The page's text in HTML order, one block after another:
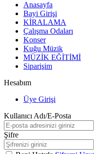
Anasayfa
Bayi Girişi
KİRALAMA
Çalışma Odaları
Konser
Kuğu Müzik
MÜZİK EĞİTİMİ
Siparişim
Hesabım
Üye Girişi
Kullanıcı Adı/E-Posta
Şifre